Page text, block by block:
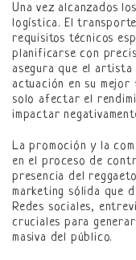
Una vez alcanzados
logística. El
requisitos técnicos
planificarse con
asegura que el artista
actuación en su
solo afectar el
impactar
La promoción y la
en el proceso de
presencia del
marketing sólida que
Redes sociales,
cruciales para
masiva del público.